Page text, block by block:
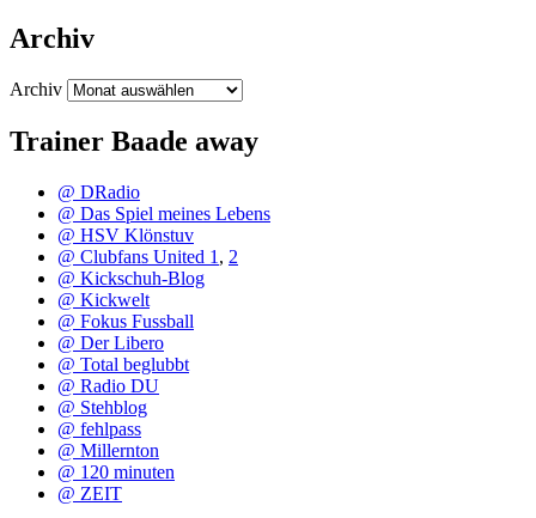
Archiv
Archiv
Trainer Baade away
@ DRadio
@ Das Spiel meines Lebens
@ HSV Klönstuv
@ Clubfans United 1 , 2
@ Kickschuh-Blog
@ Kickwelt
@ Fokus Fussball
@ Der Libero
@ Total beglubbt
@ Radio DU
@ Stehblog
@ fehlpass
@ Millernton
@ 120 minuten
@ ZEIT